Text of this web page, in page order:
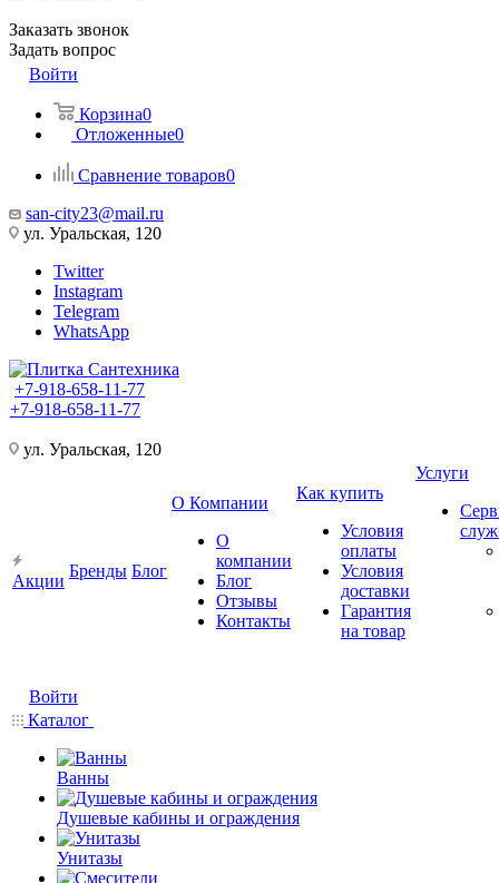
Заказать звонок
Задать вопрос
Войти
Корзина0
Отложенные0
Сравнение товаров0
san-city23@mail.ru
ул. Уральская, 120
Twitter
Instagram
Telegram
WhatsApp
+7-918-658-11-77
+7-918-658-11-77
ул. Уральская, 120
Акции
Бренды Блог
О Компании
О
компании
Блог
Отзывы
Контакты
Как купить
Условия
оплаты
Условия
доставки
Гарантия
на товар
Услуги
Войти
Каталог
Ванны
Душевые кабины и ограждения
Унитазы